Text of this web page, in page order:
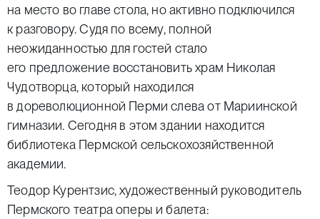
на место во главе стола, но активно подключился
к разговору. Судя по всему, полной
неожиданностью для гостей стало
его предложение восстановить храм Николая
Чудотворца, который находился
в дореволюционной Перми слева от Мариинской
гимназии. Сегодня в этом здании находится
библиотека Пермской сельскохозяйственной
академии.
Теодор Курентзис, художественный руководитель
Пермского театра оперы и балета: